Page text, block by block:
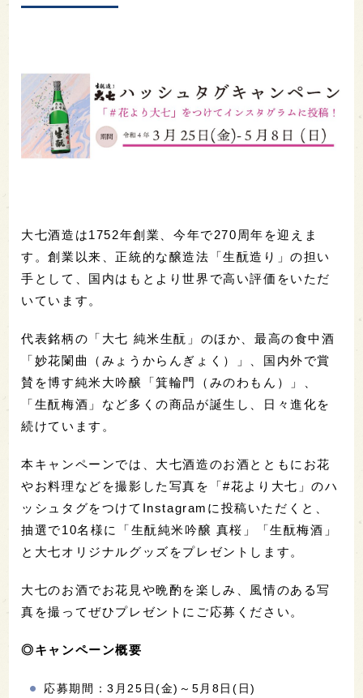
大七酒造は1752年創業、今年で270周年を迎えま
す。創業以来、正統的な醸造法「生酛造り」の担い
手として、国内はもとより世界で高い評価をいただ
いています。
代表銘柄の「大七 純米生酛」のほか、最高の食中酒
「妙花闌曲（みょうからんぎょく）」、国内外で賞
賛を博す純米大吟醸「箕輪門（みのわもん）」、
「生酛梅酒」など多くの商品が誕生し、日々進化を
続けています。
本キャンペーンでは、大七酒造のお酒とともにお花
やお料理などを撮影した写真を「#花より大七」のハ
ッシュタグをつけてInstagramに投稿いただくと、
抽選で10名様に「生酛純米吟醸 真桜」「生酛梅酒」
と大七オリジナルグッズをプレゼントします。
大七のお酒でお花見や晩酌を楽しみ、風情のある写
真を撮ってぜひプレゼントにご応募ください。
◎キャンペーン概要
応募期間：3月25日(金)～5月8日(日)